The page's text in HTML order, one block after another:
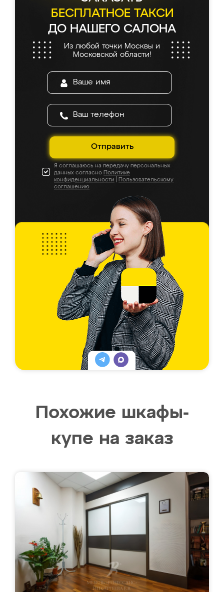
БЕСПЛАТНОЕ ТАКСИ
ДО НАШЕГО САЛОНА
Из любой точки Москвы и
Московской области!
Отправить
Я соглашаюсь на передачу персональных
данных согласно Политике
конфиденциальности
Пользовательскому
соглашению
Похожие шкафы-
купе на заказ